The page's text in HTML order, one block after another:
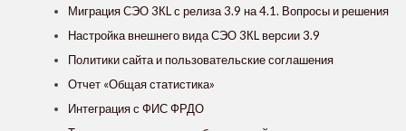
Миграция СЭО 3КL с релиза 3.9 на 4.1. Вопросы и решения
Настройка внешнего вида СЭО 3КL версии 3.9
Политики сайта и пользовательские соглашения
Отчет «Общая статистика»
Интеграция с ФИС ФРДО